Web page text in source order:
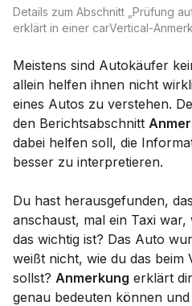
Details zum Abschnitt „Prüfung
erklärt in einer carVertical-
Meistens sind Autokäufer
allein helfen ihnen nicht
eines Autos zu verstehen.
den Berichtsabschnitt
dabei helfen soll, die
besser zu interpretieren.
Du hast herausgefunden,
anschaust, mal ein Taxi
das wichtig ist? Das Auto
weißt nicht, wie du das beim
sollst? Anmerkung erklärt
genau bedeuten können